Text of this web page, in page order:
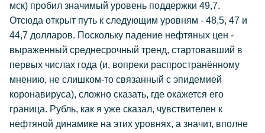
мск) пробил значимый уровень поддержки 49,7.
Отсюда открыт путь к следующим уровням - 48,5, 47 и
44,7 долларов. Поскольку падение нефтяных цен -
выраженный среднесрочный тренд, стартовавший в
первых числах года (и, вопреки распространённому
мнению, не слишком-то связанный с эпидемией
коронавируса), сложно сказать, где окажется его
граница. Рубль, как я уже сказал, чувствителен к
нефтяной динамике на этих уровнях, а значит, вполне